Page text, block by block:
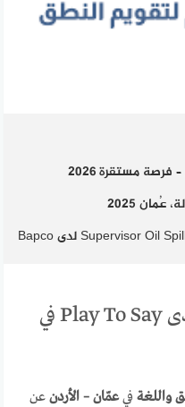
وظيفة موظفة استقبال لدى Play To Say في
فيعمّان – الأردن عن